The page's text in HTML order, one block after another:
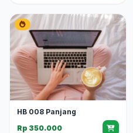
HB 008 Panjang
Rp 350.000